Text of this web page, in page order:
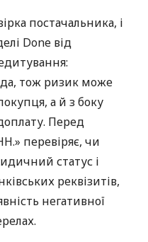
постачальника, і
Done від
тож ризик може
а й з боку
Перед
перевіряє, чи
статус і
реквізитів,
негативної